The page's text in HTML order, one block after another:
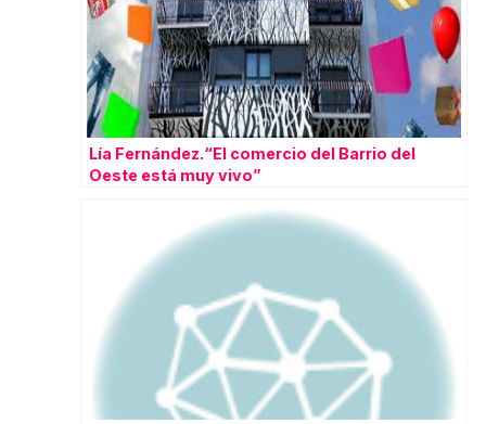
Lía Fernández.“El comercio del Barrio del
Oeste está muy vivo”